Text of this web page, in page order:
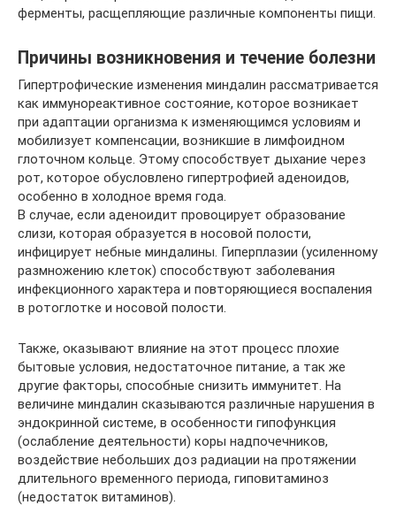
ферменты, расщепляющие различные компоненты пищи.
Причины возникновения и течение болезни
Гипертрофические изменения миндалин рассматривается
как иммунореактивное состояние, которое возникает
при адаптации организма к изменяющимся условиям и
мобилизует компенсации, возникшие в лимфоидном
глоточном кольце. Этому способствует дыхание через
рот, которое обусловлено гипертрофией аденоидов,
особенно в холодное время года.
В случае, если аденоидит провоцирует образование
слизи, которая образуется в носовой полости,
инфицирует небные миндалины. Гиперплазии (усиленному
размножению клеток) способствуют заболевания
инфекционного характера и повторяющиеся воспаления
в ротоглотке и носовой полости.
Также, оказывают влияние на этот процесс плохие
бытовые условия, недостаточное питание, а так же
другие факторы, способные снизить иммунитет. На
величине миндалин сказываются различные нарушения в
эндокринной системе, в особенности гипофункция
(ослабление деятельности) коры надпочечников,
воздействие небольших доз радиации на протяжении
длительного временного периода, гиповитаминоз
(недостаток витаминов).